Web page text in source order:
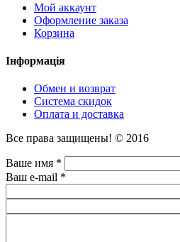
Мой аккаунт
Оформление заказа
Корзина
Інформація
Обмен и возврат
Система скидок
Оплата и доставка
Все права защищены! © 2016
Ваше имя *
Ваш e-mail *